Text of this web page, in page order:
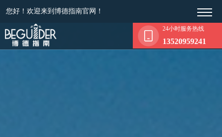
您好！欢迎来到博德指南官网！
24小时服务热线
13520959241